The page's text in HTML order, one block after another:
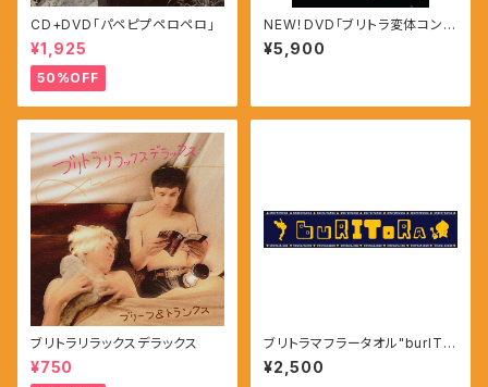
CD+DVD「パペピプペロペロ」
¥1,925
50%OFF
NEW！DVD「ブリトラ変体コンサ
ート2025」【缶バッジ付き】
¥5,900
ブリトラリラックスデラックス
¥750
ブリトラマフラータオル"burITO
ra"
¥2,500